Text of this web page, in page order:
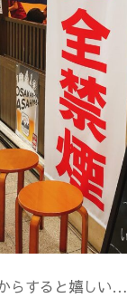
らすると嬉しい…